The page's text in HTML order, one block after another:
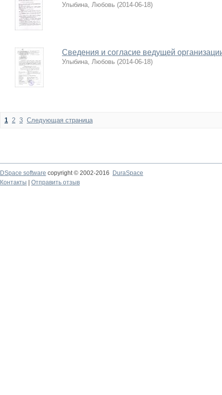
Улыбина, Любовь (2014-06-18)
Сведения и согласие ведущей
Улыбина, Любовь (2014-06-18)
1 2 3 Следующая страница
DSpace software copyright © 2002-2016
DuraSpace
Контакты
Отправить отзыв